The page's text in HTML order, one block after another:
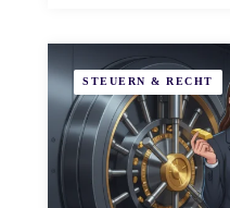
STEUERN & RECHT